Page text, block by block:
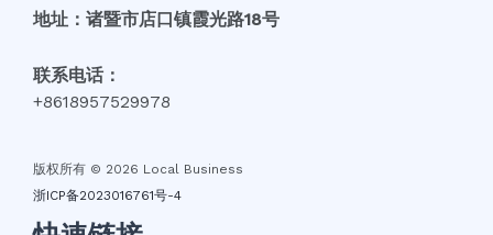
地址：诸暨市店口镇霞光路18号
联系电话：
+8618957529978
版权所有 © 2026 Local Business
浙ICP备2023016761号-4